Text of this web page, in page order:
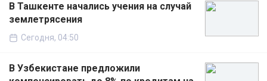
В Ташкенте начались учения на случай
землетрясения
Сегодня, 04:50
В Узбекистане предложили